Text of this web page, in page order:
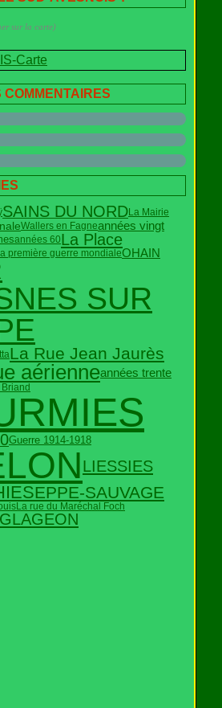
la carte)
COMMENTAIRES
SAINS DU NORDLa Mairie
Wallers en Fagneannées vingt
années 60La Place
première guerre mondialeOHAIN
SUR
La Rue Jean Jaurès
aérienneannées trente
Guerre 1914-1918
LIESSIES
EPPE-SAUVAGE
La rue du Maréchal Foch
GLAGEON